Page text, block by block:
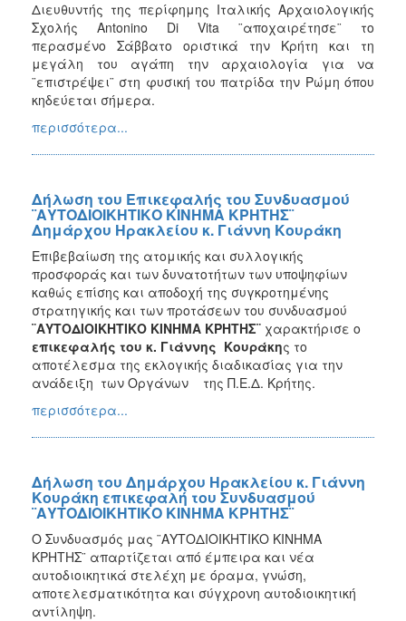
Διευθυντής της περίφημης Ιταλικής Αρχαιολογικής
Σχολής Antonino Di Vita ¨αποχαιρέτησε¨ το
περασμένο Σάββατο οριστικά την Κρήτη και τη
μεγάλη του αγάπη την αρχαιολογία για να
¨επιστρέψει¨ στη φυσική του πατρίδα την Ρώμη όπου
κηδεύεται σήμερα.
περισσότερα...
Δήλωση του Επικεφαλής του Συνδυασμού
¨ΑΥΤΟΔΙΟΙΚΗΤΙΚΟ ΚΙΝΗΜΑ ΚΡΗΤΗΣ¨
Δημάρχου Ηρακλείου κ. Γιάννη Κουράκη
Επιβεβαίωση της ατομικής και συλλογικής
προσφοράς και των δυνατοτήτων των υποψηφίων
καθώς επίσης και αποδοχή της συγκροτημένης
στρατηγικής και των προτάσεων του συνδυασμού
¨ΑΥΤΟΔΙΟΙΚΗΤΙΚΟ ΚΙΝΗΜΑ ΚΡΗΤΗΣ¨ χαρακτήρισε ο
επικεφαλής του κ. Γιάννης Κουράκης το
αποτέλεσμα της εκλογικής διαδικασίας για την
ανάδειξη των Οργάνων της Π.Ε.Δ. Κρήτης.
περισσότερα...
Δήλωση του Δημάρχου Ηρακλείου κ. Γιάννη
Κουράκη επικεφαλή του Συνδυασμού
¨ΑΥΤΟΔΙΟΙΚΗΤΙΚΟ ΚΙΝΗΜΑ ΚΡΗΤΗΣ¨
Ο Συνδυασμός μας ¨ΑΥΤΟΔΙΟΙΚΗΤΙΚΟ ΚΙΝΗΜΑ
ΚΡΗΤΗΣ¨ απαρτίζεται από έμπειρα και νέα
αυτοδιοικητικά στελέχη με όραμα, γνώση,
αποτελεσματικότητα και σύγχρονη αυτοδιοικητική
αντίληψη.